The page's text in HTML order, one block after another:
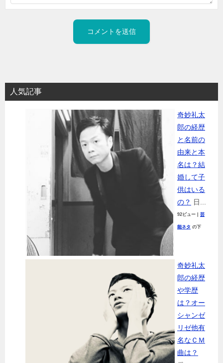
人気記事
奇妙礼太
郎の経歴
と名前の
由来と本
名は？結
婚して子
供はいる
の？ 日...
92ビュー 芸
能ネタ の下
奇妙礼太
郎の経歴
や学歴
は？オー
シャンゼ
リゼ他有
名なＣＭ
曲は？